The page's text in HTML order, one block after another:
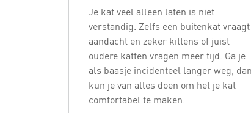
Je kat veel alleen laten is niet
verstandig. Zelfs een buitenkat vraagt
aandacht en zeker kittens of juist
oudere katten vragen meer tijd. Ga je
als baasje incidenteel langer weg, dan
kun je van alles doen om het je kat
comfortabel te maken.